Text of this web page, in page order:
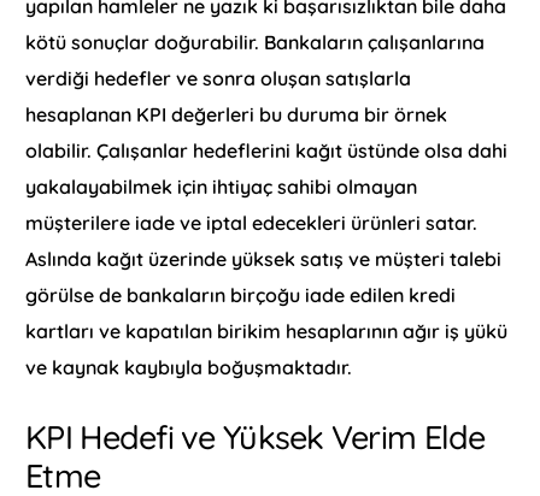
yapılan hamleler ne yazık ki başarısızlıktan bile daha
kötü sonuçlar doğurabilir. Bankaların çalışanlarına
verdiği hedefler ve sonra oluşan satışlarla
hesaplanan KPI değerleri bu duruma bir örnek
olabilir. Çalışanlar hedeflerini kağıt üstünde olsa dahi
yakalayabilmek için ihtiyaç sahibi olmayan
müşterilere iade ve iptal edecekleri ürünleri satar.
Aslında kağıt üzerinde yüksek satış ve müşteri talebi
görülse de bankaların birçoğu iade edilen kredi
kartları ve kapatılan birikim hesaplarının ağır iş yükü
ve kaynak kaybıyla boğuşmaktadır.
KPI Hedefi ve Yüksek Verim Elde
Etme